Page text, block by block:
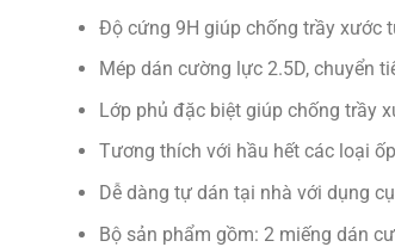
Độ cứng 9H giúp chống trầy xước
Mép dán cường lực 2.5D, chuyển
Lớp phủ đặc biệt giúp chống trầy
Tương thích với hầu hết các loại
Dễ dàng tự dán tại nhà với dụng
Bộ sản phẩm gồm: 2 miếng dán